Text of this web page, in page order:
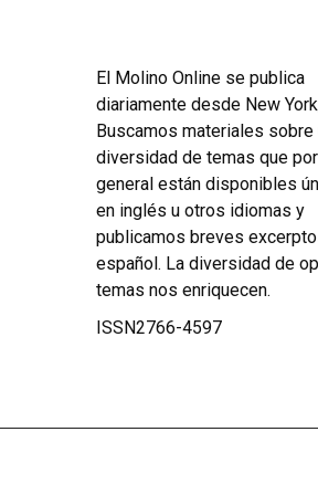
El Molino Online se publica
diariamente desde New
Buscamos materiales sobre
diversidad de temas que
general están disponibles
en inglés u otros idiomas y
publicamos breves
español. La diversidad de
temas nos enriquecen.
ISSN2766-4597